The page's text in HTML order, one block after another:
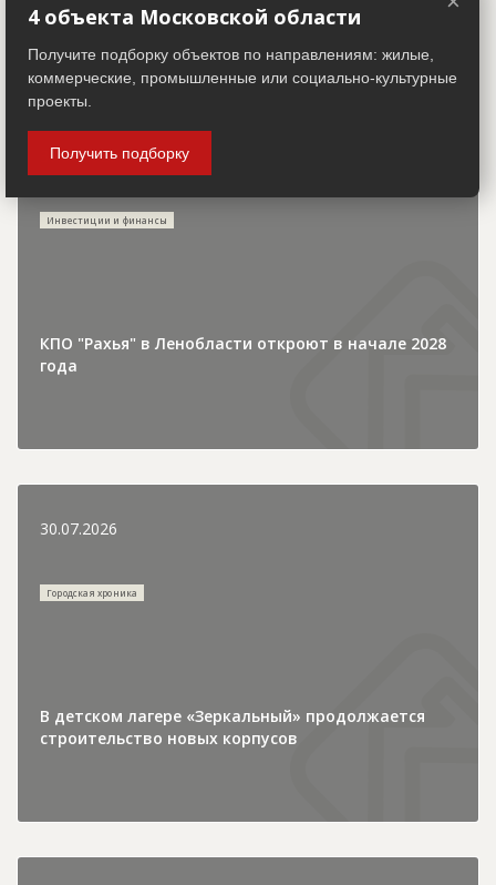
30.07.2026
Инвестиции и финансы
КПО "Рахья" в Ленобласти откроют в начале 2028
года
30.07.2026
Городская хроника
В детском лагере «Зеркальный» продолжается
строительство новых корпусов
4 объекта Московской области
Получите подборку объектов по направлениям: жилые,
коммерческие, промышленные или социально-культурные
проекты.
Получить подборку